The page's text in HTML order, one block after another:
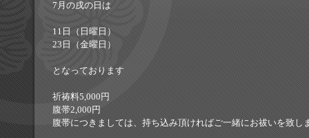
7月の戌の日は
11日（日曜日）
23日（金曜日）
となっております
祈祷料5,000円
腹帯2,000円
腹帯につきましては、持ち込み頂ければご一緒にお祓いを致し